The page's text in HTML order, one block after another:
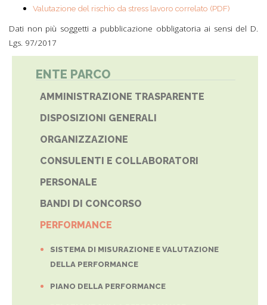
Valutazione del rischio da stress lavoro correlato (PDF)
Dati non più soggetti a pubblicazione obbligatoria ai sensi del D.
Lgs. 97/2017
ENTE PARCO
AMMINISTRAZIONE TRASPARENTE
DISPOSIZIONI GENERALI
ORGANIZZAZIONE
CONSULENTI E COLLABORATORI
PERSONALE
BANDI DI CONCORSO
PERFORMANCE
SISTEMA DI MISURAZIONE E VALUTAZIONE
DELLA PERFORMANCE
PIANO DELLA PERFORMANCE